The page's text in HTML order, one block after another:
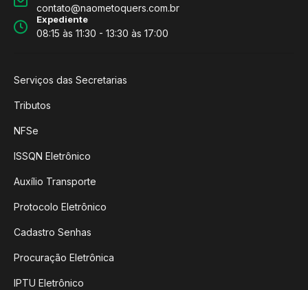
contato@naometoquers.com.br
Expediente
08:15 às 11:30 - 13:30 às 17:00
Serviços das Secretarias
Tributos
NFSe
ISSQN Eletrônico
Auxílio Transporte
Protocolo Eletrônico
Cadastro Senhas
Procuração Eletrônica
IPTU Eletrônico